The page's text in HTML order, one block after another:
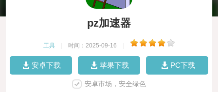
pz加速器
工具 时间：2025-09-16
安卓下载 苹果下载 PC下载
安卓市场，安全绿色